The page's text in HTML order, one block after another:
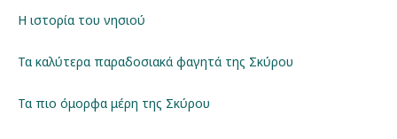
Η ιστορία του νησιού
Τα καλύτερα παραδοσιακά φαγητά της Σκύρου
Τα πιο όμορφα μέρη της Σκύρου